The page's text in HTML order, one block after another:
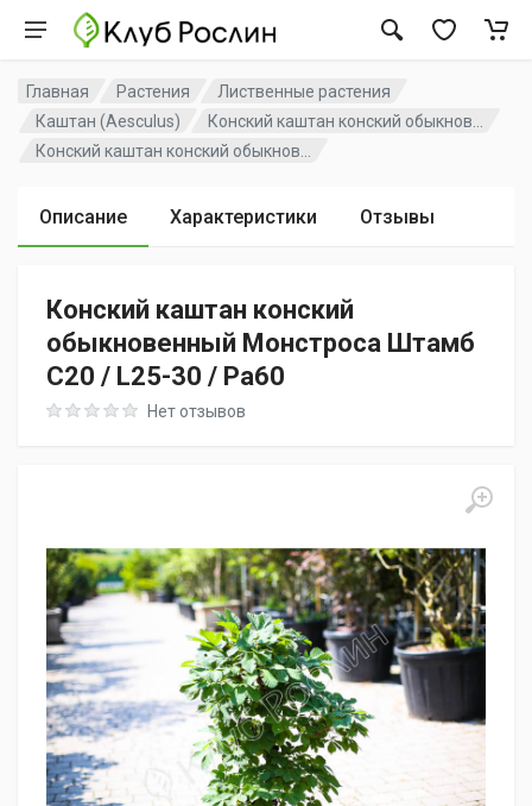
Главная Растения
Лиственные растения
Каштан (Aesculus)
Конский каштан конский обыкнов...
Конский каштан конский обыкнов...
Описание Характеристики Отзывы
Конский каштан конский
обыкновенный Монстроса Штамб
C20 / L25-30 / Pa60
Rating: 0 out of 5Нет отзывов